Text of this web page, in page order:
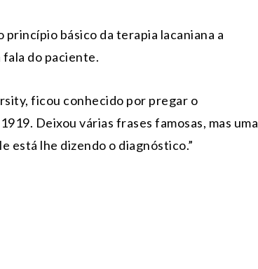
básico da terapia lacaniana a
do paciente.
ficou conhecido por pregar o
Deixou várias frases famosas, mas uma
está lhe dizendo o diagnóstico.”